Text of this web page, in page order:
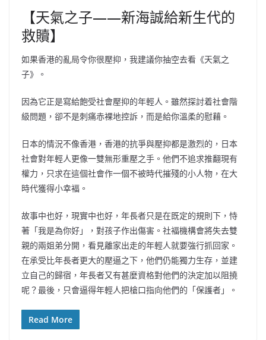
【天氣之子——新海誠給新生代的
救贖】
如果香港的亂局令你很壓抑，我建議你抽空去看《天氣之
子》。
因為它正是寫給飽受社會壓抑的年輕人。雖然探討着社會階
級問題，卻不是刺痛赤裸地控訴，而是給你溫柔的慰藉。
日本的情況不像香港，香港的抗爭與壓抑都是激烈的，日本
社會對年輕人更像一雙無形重壓之手。他們不追求推翻現有
權力，只求在這個社會作一個不被時代摧殘的小人物，在大
時代獲得小幸褔。
故事中也好，現實中也好，年長者只是在既定的規則下，恃
著「我是為你好」，對孩子作出傷害。社褔機構會將失去雙
親的兩姐弟分開，看見離家出走的年輕人就要強行抓回家。
在承受比年長者更大的壓逼之下，他們仍能獨力生存，並建
立自己的歸宿，年長者又有甚麼資格對他們的決定加以阻撓
呢？最後，只會逼得年輕人把槍口指向他們的「保護者」。
Read More